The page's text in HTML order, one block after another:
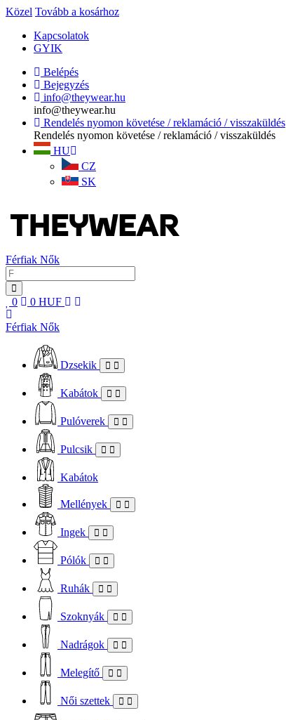
Közel Tovább a kosárhoz
Kapcsolatok
GYIK
Belépés
Bejegyzés
info@theywear.hu
info@theywear.hu
Rendelés nyomon követése / reklamáció / visszaküldés
Rendelés nyomon követése / reklamáció / visszaküldés
HU
CZ
SK
Férfiak Nők
0 0 HUF
Férfiak Nők
Dzsekik
Kabátok
Pulóverek
Pulcsik
Kabátok
Mellények
Ingek
Pólók
Ruhák
Szoknyák
Nadrágok
Melegítő
Női szettek